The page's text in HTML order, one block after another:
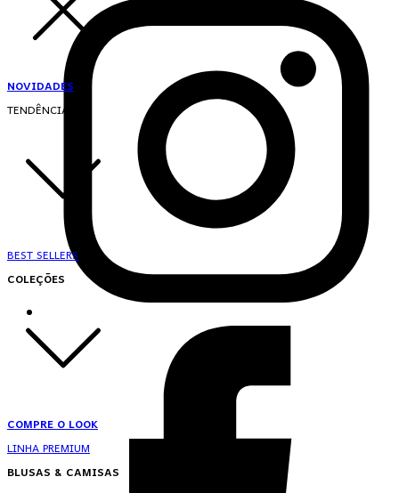
NOVIDADES
TENDÊNCIAS
BEST SELLERS
COLEÇÕES
COMPRE O LOOK
LINHA PREMIUM
BLUSAS & CAMISAS